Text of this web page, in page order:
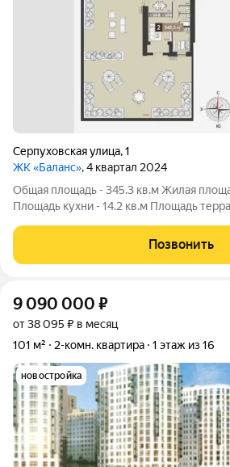
Серпуховская улица,1
ЖК «Баланс», 4 квартал 2024
Общая площадь - 345.3 кв.м Жилая
Площадь кухни - 14.2 кв.м Площадь
7 минутах от ЖК проходит одна из
города. ЖК в особенном месте
Позвонить
9 090 000 ₽
от 38 095 ₽ в месяц
101 м²
2-комн. квартира 1 этаж из 16
новостройка